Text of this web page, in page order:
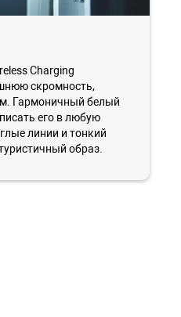
Charging
скромность,
Гармоничный белый
его в любую
линии и тонкий
образ.